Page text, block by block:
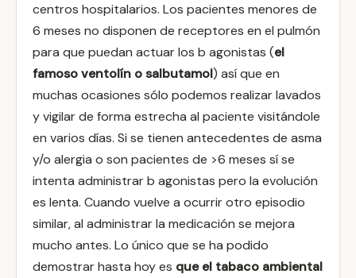
centros hospitalarios. Los pacientes menores de
6 meses no disponen de receptores en el pulmón
para que puedan actuar los b agonistas (el
famoso ventolín o salbutamol) así que en
muchas ocasiones sólo podemos realizar lavados
y vigilar de forma estrecha al paciente visitándole
en varios días. Si se tienen antecedentes de asma
y/o alergia o son pacientes de >6 meses sí se
intenta administrar b agonistas pero la evolución
es lenta. Cuando vuelve a ocurrir otro episodio
similar, al administrar la medicación se mejora
mucho antes. Lo único que se ha podido
demostrar hasta hoy es que el tabaco ambiental